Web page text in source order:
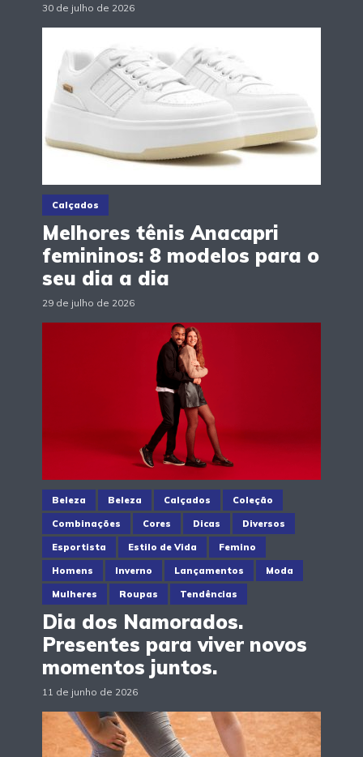
30 de julho de 2026
Calçados
Melhores tênis Anacapri
femininos: 8 modelos para o
seu dia a dia
29 de julho de 2026
Beleza Beleza Calçados Coleção
Combinações Cores Dicas Diversos
Esportista Estilo de Vida Femino
Homens Inverno Lançamentos Moda
Mulheres Roupas Tendências
Dia dos Namorados.
Presentes para viver novos
momentos juntos.
11 de junho de 2026